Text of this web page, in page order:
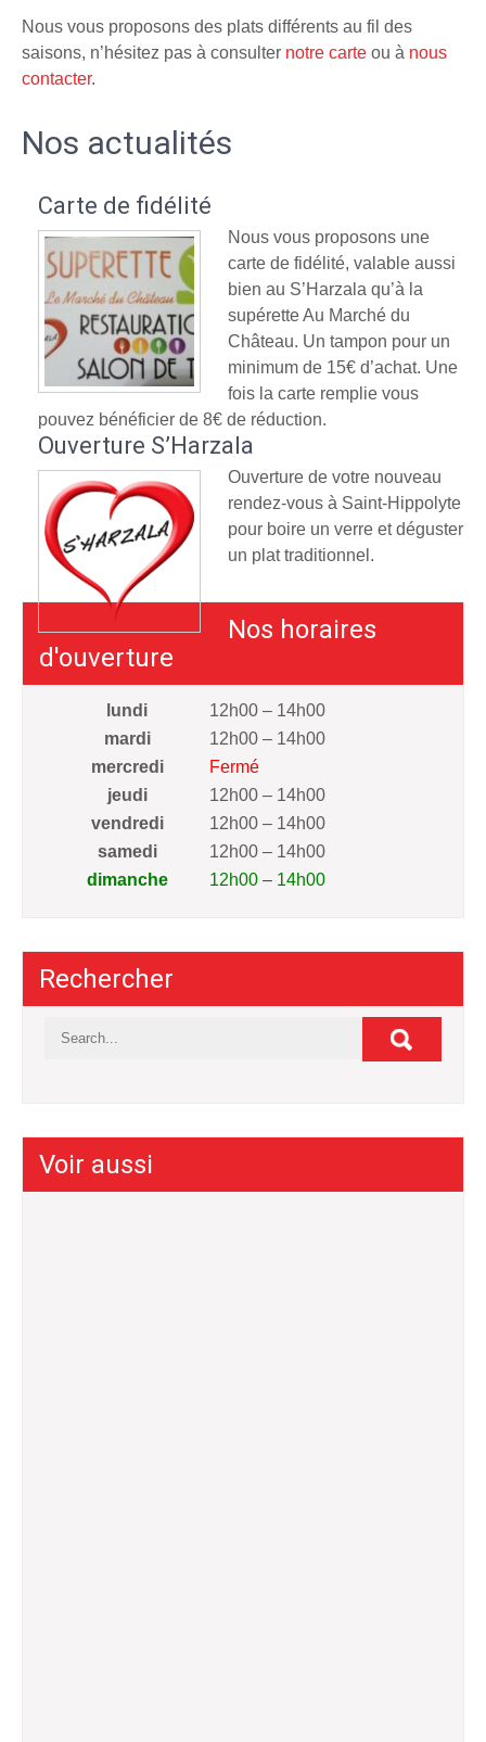
Nous vous proposons des plats différents au fil des
saisons, n’hésitez pas à consulter notre carte ou à nous
contacter.
Nos actualités
Carte de fidélité
Nous vous proposons une
carte de fidélité, valable aussi
bien au S’Harzala qu’à la
supérette Au Marché du
Château. Un tampon pour un
minimum de 15€ d’achat. Une
fois la carte remplie vous
pouvez bénéficier de 8€ de réduction.
Ouverture S’Harzala
Ouverture de votre nouveau
rendez-vous à Saint-Hippolyte
pour boire un verre et déguster
un plat traditionnel.
Nos horaires
d'ouverture
lundi
12h00 – 14h00
mardi
12h00 – 14h00
mercredi
Fermé
jeudi
12h00 – 14h00
vendredi
12h00 – 14h00
samedi
12h00 – 14h00
dimanche
12h00 – 14h00
Rechercher
Voir aussi